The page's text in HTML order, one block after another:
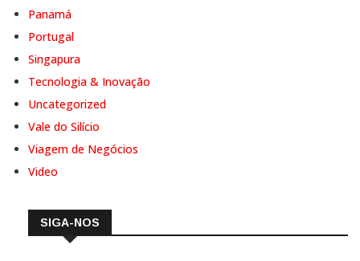
Panamá
Portugal
Singapura
Tecnologia & Inovação
Uncategorized
Vale do Silício
Viagem de Negócios
Video
SIGA-NOS